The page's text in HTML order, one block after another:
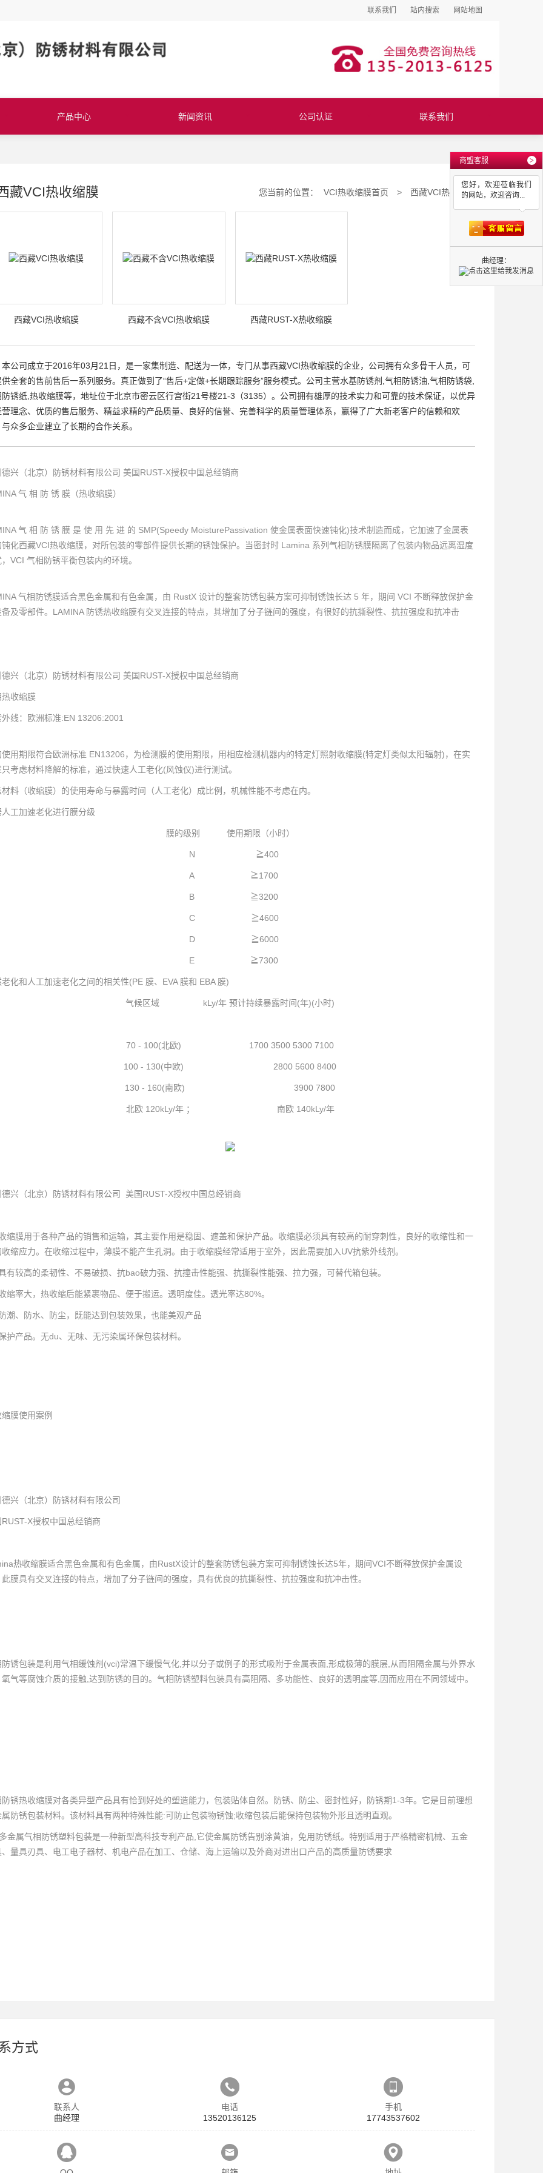
联系我们 站内搜索 网站地图
产品中心 新闻资讯 公司认证 联系我们
藏VCI热收缩膜 您当前的位置： VCI热收缩膜首页 > 西藏VCI热收缩膜
西藏VCI热收缩膜 西藏不含VCI热收缩膜 西藏RUST-X热收缩膜
本公司成立于2016年03月21日，是一家集制造、配送为一体，专门从事西藏VCI热收缩膜的企业，公司拥有众多骨干人员，可
全套的售前售后一系列服务。真正做到了“售后+定做+长期跟踪服务”服务模式。公司主营水基防锈剂,气相防锈油,气相防锈袋,
防锈纸,热收缩膜等，地址位于北京市密云区行宫街21号楼21-3（3135）。公司拥有雄厚的技术实力和可靠的技术保证，以优异
营理念、优质的售后服务、精益求精的产品质量、良好的信誉、完善科学的质量管理体系，赢得了广大新老客户的信赖和欢
众多企业建立了长期的合作关系。
兴（北京）防锈材料有限公司 美国RUST-X授权中国总经销商
气 相 防 锈 膜（热收缩膜）
气 相 防 锈 膜 是 使 用 先 进 的 SMP(Speedy MoisturePassivation 使金属表面快速钝化)技术制造而成，它加速了金属表
钝化西藏VCI热收缩膜，对所包装的零部件提供长期的锈蚀保护。当密封时 Lamina 系列气相防锈膜隔离了包装内物品远离湿度
VCI 气相防锈平衡包装内的环境。
气相防锈膜适合黑色金属和有色金属，由 RustX 设计的整套防锈包装方案可抑制锈蚀长达 5 年，期间 VCI 不断释放保护金
备及零部件。LAMINA 防锈热收缩膜有交叉连接的特点，其增加了分子链间的强度，有很好的抗撕裂性、抗拉强度和抗冲击
兴（北京）防锈材料有限公司 美国RUST-X授权中国总经销商
热收缩膜
外线：欧洲标准:EN 13206:2001
使用期限符合欧洲标准 EN13206，为检测膜的使用期限，用相应检测机器内的特定灯照射收缩膜(特定灯类似太阳辐射)，在实
考虑材料降解的标准，通过快速人工老化(风蚀仪)进行测试。
料（收缩膜）的使用寿命与暴露时间（人工老化）成比例，机械性能不考虑在内。
工加速老化进行膜分级
膜的级别 使用期限（小时）
N ≧400
A ≧1700
B ≧3200
C ≧4600
D ≧6000
E ≧7300
化和人工加速老化之间的相关性(PE 膜、EVA 膜和 EBA 膜)
气候区域 kLy/年 预计持续暴露时间(年)(小时)
70 - 100(北欧) 1700 3500 5300 7100
100 - 130(中欧) 2800 5600 8400
130 - 160(南欧) 3900 7800
北欧 120kLy/年 ； 南欧 140kLy/年
德兴（北京）防锈材料有限公司 美国RUST-X授权中国总经销商
缩膜用于各种产品的销售和运输，其主要作用是稳固、遮盖和保护产品。收缩膜必须具有较高的耐穿刺性，良好的收缩性和一
缩应力。在收缩过程中，薄膜不能产生孔洞。由于收缩膜经常适用于室外，因此需要加入UV抗紫外线剂。
有较高的柔韧性、不易破损、抗bao破力强、抗撞击性能强、抗撕裂性能强、拉力强，可替代箱包装。
缩率大，热收缩后能紧裹物品、便于搬运。透明度佳。透光率达80%。
潮、防水、防尘，既能达到包装效果，也能美观产品
护产品。无du、无味、无污染属环保包装材料。
膜使用案例
兴（北京）防锈材料有限公司
X授权中国总经销商
热收缩膜适合黑色金属和有色金属，由RustX设计的整套防锈包装方案可抑制锈蚀长达5年，期间VCI不断释放保护金属设
膜具有交叉连接的特点，增加了分子链间的强度，具有优良的抗撕裂性、抗拉强度和抗冲击性。
防锈包装是利用气相缓蚀剂(vci)常温下缓慢气化,并以分子或例子的形式吸附于金属表面,形成极薄的膜层,从而阻隔金属与外界水
气等腐蚀介质的接触,达到防锈的目的。气相防锈塑料包装具有高阻隔、多功能性、良好的透明度等,因而应用在不同领域中。
防锈热收缩膜对各类异型产品具有恰到好处的塑造能力，包装贴体自然。防锈、防尘、密封性好，防锈期1-3年。它是目前理想
防锈包装材料。该材料具有两种特殊性能:可防止包装物锈蚀;收缩包装后能保持包装物外形且透明直观。
金属气相防锈塑料包装是一种新型高科技专利产品,它使金属防锈告别涂黄油，免用防锈纸。特别适用于严格精密机械、五金
、量具刃具、电工电子器材、机电产品在加工、仓储、海上运输以及外商对进出口产品的高质量防锈要求
方式
联系人
曲经理
电话
13520136125
手机
17743537602
商盟客服 >
您好，欢迎莅临我们
的网站，欢迎咨询...
曲经理：